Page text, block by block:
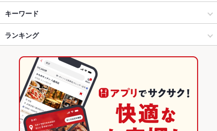
個室居酒屋 くいもの屋わん 綱島店
くいもの屋わん 大和店
個室居酒屋 くいもの屋わん 茅ヶ崎店
くいもの屋わん 湘南台店
個室居酒屋 くいもの屋わん 蒲田店
くいもの屋わん 大宮南銀通り店
灘・東灘 × 居酒屋
灘・東灘 × 創作
六甲道駅 × 居酒屋
六甲道駅 × 創作
創作料理
六甲道 × 居酒屋
六甲道 × 創作
六甲道 × 創作料理
六甲道 × 和風
兵庫 × 居酒屋
石屋川駅
新在家駅
六甲道駅
キーワード
からあげ
ちらし寿司 うどん うなぎ
地鶏 ステーキ ピザ
フレンチトースト チーズケーキ 馬肉 焼きうどん
ランキング
兵庫のグルメランキング
兵庫の居酒屋ランキング
灘・東灘のグルメランキング
灘・東灘の居酒屋ランキング